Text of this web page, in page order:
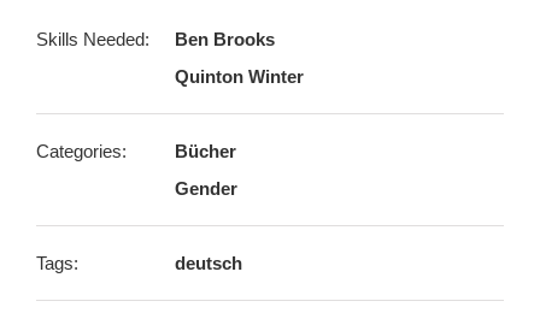
Skills Needed:
Ben Brooks
Quinton Winter
Categories:
Bücher
Gender
Tags: deutsch